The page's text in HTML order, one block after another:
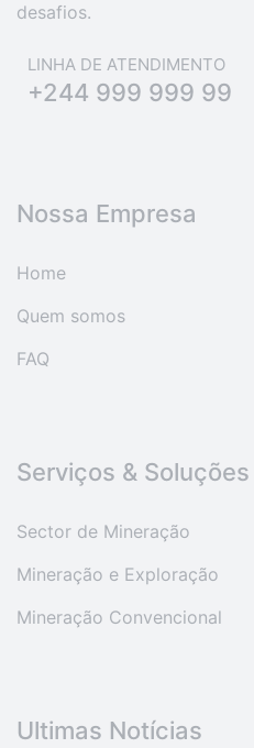
desafios.
LINHA DE ATENDIMENTO
+244 999 999 99
Nossa Empresa
Home
Quem somos
FAQ
Serviços & Soluções
Sector de Mineração
Mineração e Exploração
Mineração Convencional
Ultimas Notícias